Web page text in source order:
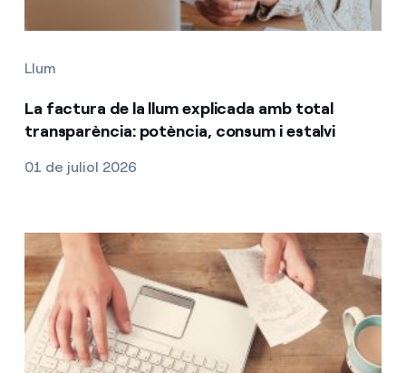
Llum
La factura de la llum explicada amb total
transparència: potència, consum i estalvi
01 de juliol 2026